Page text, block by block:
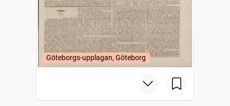
Göteborgs-upplagan, Göteborg